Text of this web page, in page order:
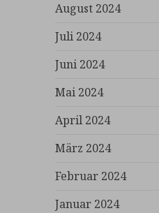
August 2024
Juli 2024
Juni 2024
Mai 2024
April 2024
März 2024
Februar 2024
Januar 2024